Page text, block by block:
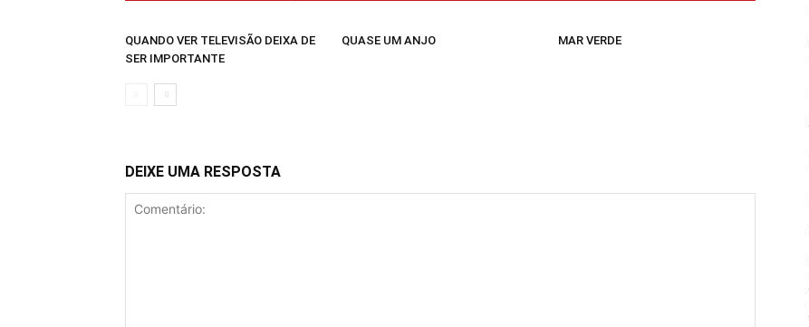
QUANDO VER TELEVISÃO DEIXA DE
SER IMPORTANTE
QUASE UM ANJO MAR VERDE
DEIXE UMA RESPOSTA